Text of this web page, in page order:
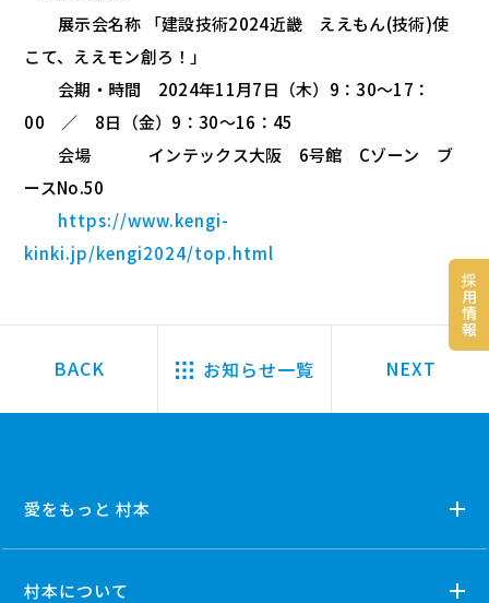
採
用
情
報
展示会名称 「建設技術2024近畿 ええもん(技術)使
こて、ええモン創ろ！」
会期・時間 2024年11月7日（木）9：30～17：
00 ／ 8日（金）9：30～16：45
会場 インテックス大阪 6号館 Cゾーン ブ
ースNo.50
https://www.kengi-
kinki.jp/kengi2024/top.html
お知らせ一覧
愛をもっと 村本
村本について